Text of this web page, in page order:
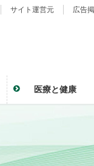
サイト運営元 広告
医療と健康